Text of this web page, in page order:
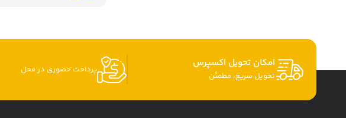
امکان تحویل اکسپرس
تحویل سریع، مطمئن
پرداخت حضوری در محل